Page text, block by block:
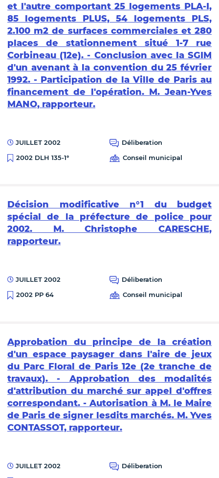
et l'autre comportant 25 logements PLA-I,
85 logements PLUS, 54 logements PLS,
2.100 m2 de surfaces commerciales et 280
places de stationnement situé 1-7 rue
Corbineau (12e). - Conclusion avec la SGIM
d'un avenant à la convention du 25 février
1992. - Participation de la Ville de Paris au
financement de l'opération. M. Jean-Yves
MANO, rapporteur.
JUILLET 2002
Déliberation
2002 DLH 135-1°
Conseil municipal
Décision modificative n°1 du budget
spécial de la préfecture de police pour
2002. M. Christophe CARESCHE,
rapporteur.
JUILLET 2002
Déliberation
2002 PP 64
Conseil municipal
Approbation du principe de la création
d'un espace paysager dans l'aire de jeux
du Parc Floral de Paris 12e (2e tranche de
travaux). - Approbation des modalités
d'attribution du marché sur appel d'offres
correspondant. - Autorisation à M. le Maire
de Paris de signer lesdits marchés. M. Yves
CONTASSOT, rapporteur.
JUILLET 2002
Déliberation